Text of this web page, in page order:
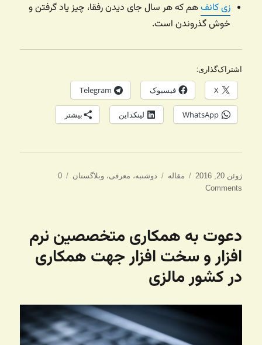
زی کانفهم که هر سال جای دیدن رفقا، چیز یاد گرفتن و
خوش گذروندن است.
اشتراک‌گذاری:
X فیسبوک Telegram
WhatsApp لینکداین بیشتر
ارسال
شده
ژوئن 20, 2016 دسته‌ها
مقاله برچسب‌ها
دوشنبه، معرفی،وبلاگستان
0
Comments
دعوت به همکاری متخصصین نرم
افزار و سخت افزار جهت همکاری
در کشور مالزی